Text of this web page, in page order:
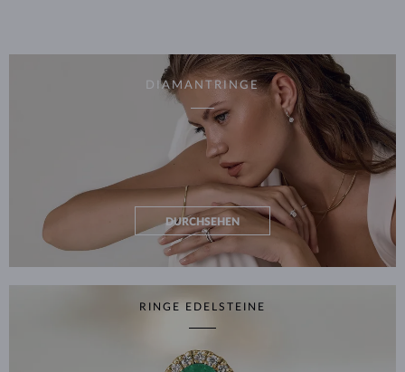
DIAMANTRINGE
DURCHSEHEN
RINGE EDELSTEINE